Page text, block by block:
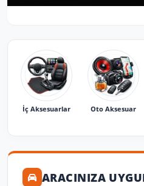
İç Aksesuarlar Oto Aksesuar
ARACINIZA